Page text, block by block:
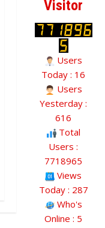
Visitor
Users
Today : 16
Users
Yesterday :
616
Total
Users :
7718965
Views
Today : 287
Who's
Online : 5